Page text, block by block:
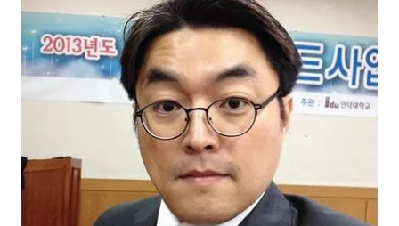
🤖 AI 실무 2
🧭 기획·전략 1
김종혁